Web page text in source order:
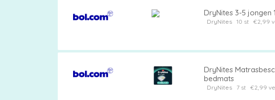
DryNites 3-5 jongen
DryNites10 st €2,99
DryNites
bedmats
DryNites7 st €2,99